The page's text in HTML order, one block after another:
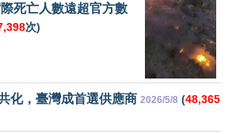
死亡人數遠超官方數
次)
化，臺灣成首選供應商 2026/5/8 (48,365